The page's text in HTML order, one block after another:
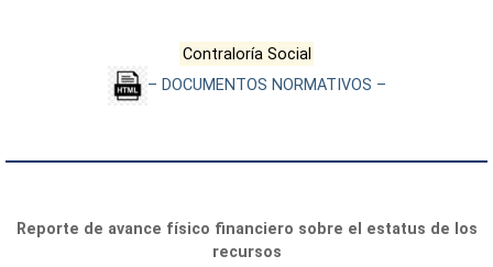
Contraloría Social
– DOCUMENTOS NORMATIVOS –
Reporte de avance físico financiero sobre el estatus de los
recursos